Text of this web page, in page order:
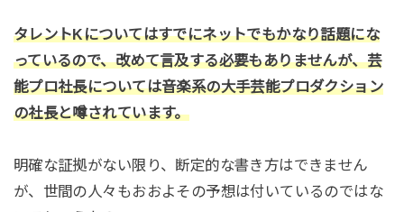
タレントKについてはすでにネットでもかなり話題にな
っているので、改めて言及する必要もありませんが、芸
能プロ社長については音楽系の大手芸能プロダクション
の社長と噂されています。
明確な証拠がない限り、断定的な書き方はできません
が、世間の人々もおおよその予想は付いているのではな